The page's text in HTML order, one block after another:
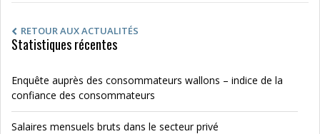
RETOUR AUX ACTUALITÉS
Statistiques récentes
Enquête auprès des consommateurs wallons – indice de la
confiance des consommateurs
Salaires mensuels bruts dans le secteur privé